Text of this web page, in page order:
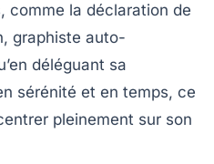
comme la déclaration de
graphiste auto-
déléguant sa
sérénité et en temps, ce
pleinement sur son